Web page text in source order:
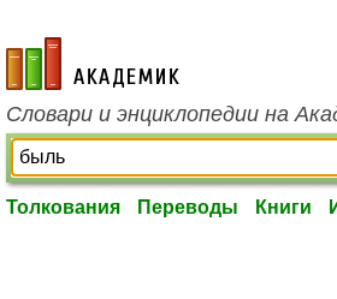
academic.ru
Словари и энциклопедии на
Толкования Переводы Книги